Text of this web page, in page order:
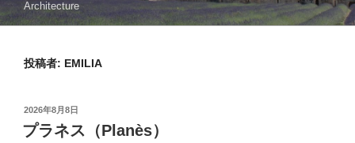
キ
Architecture
投稿者: EMILIA
投
稿
日:
2026年8月8日
プラネス（Planès）